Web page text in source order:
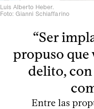
Luis Alberto Heber.
Foto: Gianni Schiaffarino
“Ser
propuso que
delito,
Entre las